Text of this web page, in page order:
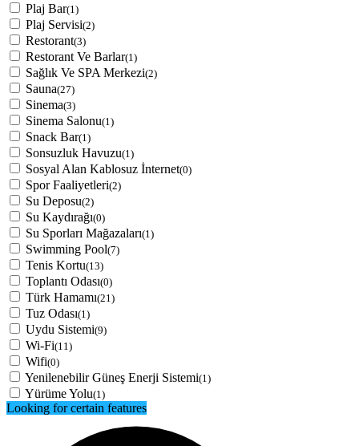
Plaj Bar(1)
Plaj Servisi(2)
Restorant(3)
Restorant Ve Barlar(1)
Sağlık Ve SPA Merkezi(2)
Sauna(27)
Sinema(3)
Sinema Salonu(1)
Snack Bar(1)
Sonsuzluk Havuzu(1)
Sosyal Alan Kablosuz İnternet(0)
Spor Faaliyetleri(2)
Su Deposu(2)
Su Kaydırağı(0)
Su Sporları Mağazaları(1)
Swimming Pool(7)
Tenis Kortu(13)
Toplantı Odası(0)
Türk Hamamı(21)
Tuz Odası(1)
Uydu Sistemi(9)
Wi-Fi(11)
Wifi(0)
Yenilenebilir Güneş Enerji Sistemi(1)
Yürüme Yolu(1)
Looking for certain features